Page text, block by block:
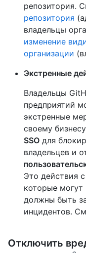
репозитория.
репозитория
владельцы
изменение
организации
Экстренные
Владельцы
предприятий
экстренные
своему
SSO для
владельцев и
Это действия
которые
должны быть
инцидентов. См
Отключить